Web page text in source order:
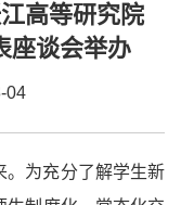
高等研究院
座谈会举办
04
。为充分了解学生新